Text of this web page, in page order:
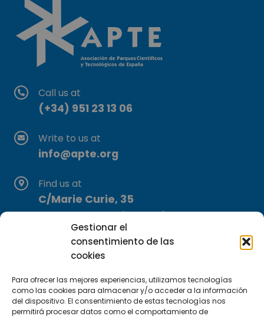
Gestionar el
consentimiento de las
cookies
Para ofrecer las mejores experiencias, utilizamos tecnologías
como las cookies para almacenar y/o acceder a la información
del dispositivo. El consentimiento de estas tecnologías nos
permitirá procesar datos como el comportamiento de
Call us at
(+34) 951 23 13 06
Write to us at
info@apte.org
Find us at
C/Marie Curie, 35
29590 Campanillas, Málaga